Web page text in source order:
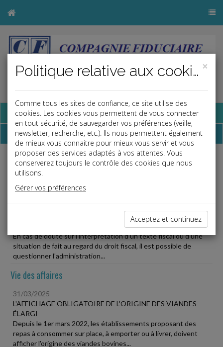
Base documentaire
Dépêches
Liste des dernières dépêches
En cas de doute sur l'interprétation d'un texte fiscal ou d'une
situation de fait au regard du droit fiscal, il est possible de
questionner l'administration...
Vie des affaires
31/03/2025
L'AFFICHAGE OBLIGATOIRE DE L'ORIGINE DES VIANDES
ÉLARGI
Depuis le 1er mars 2022, les établissements proposant des
repas à consommer sur place, à emporter ou à livrer, doivent
afficher l'origine des viandes bovines...
×
Politique relative aux cookies
Comme tous les sites de confiance, ce site utilise des
cookies. Les cookies vous permettent de vous connecter
en tout sécurité, de sauvegarder vos préférences (veille,
newsletter, recherche, etc.). Ils nous permettent également
de mieux vous connaitre pour mieux vous servir et vous
proposer des services adaptés à vos attentes. Vous
conserverez toujours le contrôle des cookies que nous
utilisons.
Gérer vos préférences
Acceptez et continuez